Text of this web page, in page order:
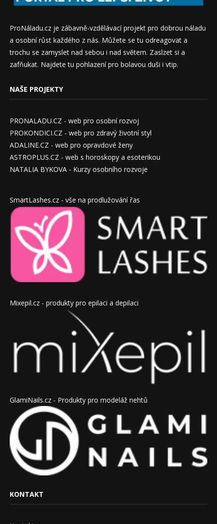
ProNáladu.cz je zábavně-vzdělávací projekt pro dobrou náladu
a osobní růst každého z nás. Můžete se tu odreagovat a
trochu se zamyslet nad sebou i nad světem. Zaslzet si a
zafňukat. Najdete tu pohlazení pro bolavou duši i vtip.
NAŠE PROJEKTY
PRONALADU.CZ - web pro osobní rozvoj
PROKONDICI.CZ - web pro zdravý životní styl
ADALINE.CZ - web pro opravdové ženy
ASTROPLUS.CZ - web s horoskopy a esoterikou
NATALIA BYKOVA - Kurzy osobního rozvoje
SmartLashes.cz - vše na prodlužování řas
Mixepil.cz - produkty pro epilaci a depilaci
GlamiNails.cz - Produkty pro modeláž nehtů
KONTAKT